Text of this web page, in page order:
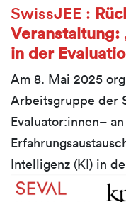
SwissJEE :
Veranstaltung:
in der
Am 8. Mai 2025
Arbeitsgruppe der
Evaluator:innen–
Intelligenz (KI) in